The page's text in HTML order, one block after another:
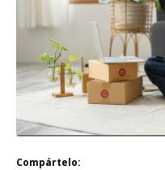
Compártelo: